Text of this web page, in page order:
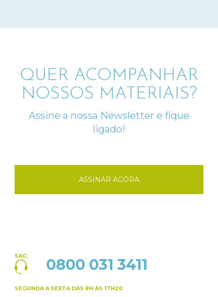
QUER ACOMPANHAR
NOSSOS MATERIAIS?
Assine a nossa Newsletter e fique
ligado!
ASSINAR AGORA
SAC: 0800 031 3411
SEGUNDA A SEXTA DAS 8H ÀS 17H20